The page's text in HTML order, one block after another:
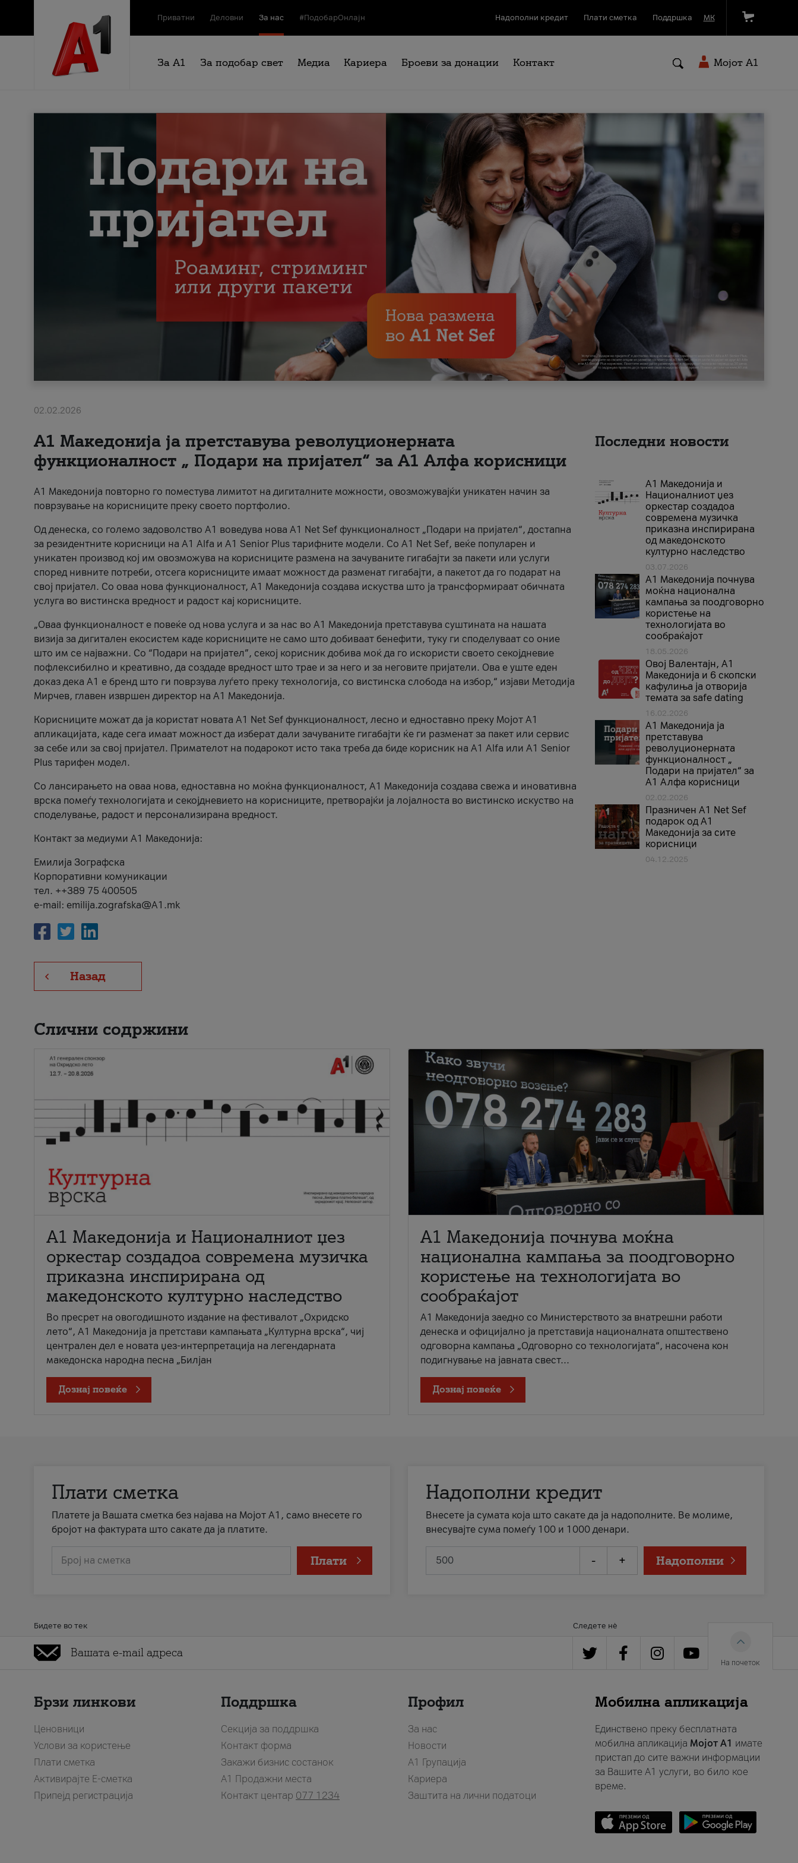
Приватни Деловни За нас #ПодобарОнлајн Надополни кредит Плати сметка Поддршка МК
За А1 За подобар свет Медиа Кариера Броеви за донации Контакт Мојот A1
02.02.2026
А1 Македонија ја претставува револуционерната
функционалност „ Подари на пријател“ за А1 Алфа корисници
А1 Македонија повторно го поместува лимитот на дигиталните можности, овозможувајќи уникатен начин за
поврзување на корисниците преку своето портфолио.
Од денеска, со големо задоволство А1 воведува нова A1 Net Sef функционалност „Подари на пријател“, достапна
за резидентните корисници на А1 Alfa и A1 Senior Plus тарифните модели. Со A1 Net Sef, веќе популарен и
уникатен производ кој им овозможува на корисниците размена на зачуваните гигабајти за пакети или услуги
според нивните потреби, отсега корисниците имаат можност да разменат гигабајти, а пакетот да го подарат на
свој пријател. Со оваа нова функционалност, А1 Македонија создава искуства што ја трансформираат обичната
услуга во вистинска вредност и радост кај корисниците.
„Оваа функционалност е повеќе од нова услуга и за нас во А1 Македонија претставува суштината на нашата
визија за дигитален екосистем каде корисниците не само што добиваат бенефити, туку ги споделуваат со оние
што им се најважни. Со “Подари на пријател”, секој корисник добива моќ да го искористи своето секојдневие
пофлексибилно и креативно, да создаде вредност што трае и за него и за неговите пријатели. Ова е уште еден
доказ дека А1 е бренд што ги поврзува луѓето преку технологија, со вистинска слобода на избор,“ изјави Методија
Мирчев, главен извршен директор на А1 Македонија.
Корисниците можат да ја користат новата А1 Net Sef функционалност, лесно и едноставно преку Мојот А1
апликацијата, каде сега имаат можност да изберат дали зачуваните гигабајти ќе ги разменат за пакет или сервис
за себе или за свој пријател. Примателот на подарокот исто така треба да биде корисник на А1 Alfa или A1 Senior
Plus тарифен модел.
Со лансирањето на оваа нова, едноставна но моќна функционалност, А1 Македонија создава свежа и иновативна
врска помеѓу технологијата и секојдневието на корисниците, претворајќи ја лојалноста во вистинско искуство на
споделување, радост и персонализирана вредност.
Контакт за медиуми А1 Македонија:
Емилија Зографска
Корпоративни комуникации
тел. ++389 75 400505
e-mail: emilija.zografska@A1.mk
Назад
Последни новости
А1 Македонија и
Националниот џез
оркестар создадоа
современа музичка
приказна инспирирана
од македонското
културно наследство
03.07.2026
A1 Македонија почнува
моќна национална
кампања за поодговорно
користење на
технологијата во
сообраќајот
18.05.2026
Овој Валентајн, A1
Македонија и 6 скопски
кафулиња ја отворија
темата за safe dating
16.02.2026
А1 Македонија ја
претставува
револуционерната
функционалност „
Подари на пријател“ за
А1 Алфа корисници
02.02.2026
Празничен A1 Net Sеf
подарок од А1
Македонија за сите
корисници
04.12.2025
Слични содржини
А1 Македонија и Националниот џез
оркестар создадоа современа музичка
приказна инспирирана од
македонското културно наследство
Во пресрет на овогодишното издание на фестивалот „Охридско
лето“, А1 Македонија ја претстави кампањата „Културна врска“, чиј
централен дел е новата џез-интерпретација на легендарната
македонска народна песна „Билјан
Дознај повеќе
A1 Македонија почнува моќна
национална кампања за поодговорно
користење на технологијата во
сообраќајот
A1 Македонија заедно со Министерството за внатрешни работи
денеска и официјално ја претставија националната општествено
одговорна кампања „Одговорно со технологијата“, насочена кон
подигнување на јавната свест...
Дознај повеќе
Плати сметка
Платете ја Вашата сметка без најава на Мојот А1, само внесете го
бројот на фактурата што сакате да ја платите.
Број на сметка Плати
Надополни кредит
Внесете ја сумата која што сакате да ја надополните. Ве молиме,
внесувајте сума помеѓу 100 и 1000 денари.
- + Надополни
Бидете во тек Следете нè
На почеток
Брзи линкови
Ценовници
Услови за користење
Плати сметка
Активирајте Е-сметка
Припејд регистрација
Поддршка
Секција за поддршка
Контакт форма
Закажи бизнис состанок
A1 Продажни места
Контакт центар 077 1234
Профил
За нас
Новости
А1 Групација
Кариера
Заштита на лични податоци
Мобилна апликација
Единствено преку бесплатната
мобилна апликација Мојот A1 имате
пристап до сите важни информации
за Вашите A1 услуги, во било кое
време.